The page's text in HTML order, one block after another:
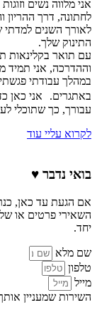
אני מלווה נשים
לחתונה, דרך ההריון
לאורך השנים
התינוק שלך.
עם תואר בקלינאות
וההדרכה, אני תמיד
במהלך עבודתי
באתגרים. אני כאן
עבורך, כך שתוכלי
לקרוא עליי עוד
בואי נדבר ♥️
אם הגעת עד כאן,
השאירי פרטים או
יחד.
שם מלא
טלפון
מייל
השירות שמעניין